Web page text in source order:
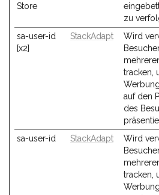
Store
zu
sa-user-id
[x2]
StackAdapt
Wird
tracken,
auf den
des
sa-user-id StackAdapt
Wird
tracken,